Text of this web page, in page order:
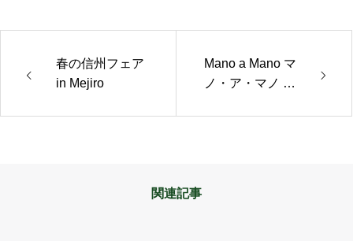
春の信州フェア
in Mejiro
Mano a Mano マ
ノ・ア・マノ 冬
関連記事